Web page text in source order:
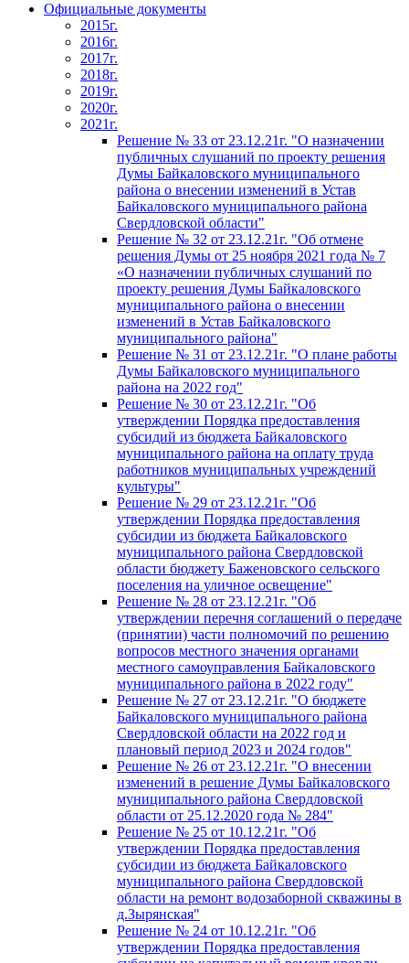
Официальные документы
2015г.
2016г.
2017г.
2018г.
2019г.
2020г.
2021г.
Решение № 33 от 23.12.21г. "О назначении
публичных слушаний по проекту решения
Думы Байкаловского муниципального
района о внесении изменений в Устав
Байкаловского муниципального района
Свердловской области"
Решение № 32 от 23.12.21г. "Об отмене
решения Думы от 25 ноября 2021 года № 7
«О назначении публичных слушаний по
проекту решения Думы Байкаловского
муниципального района о внесении
изменений в Устав Байкаловского
муниципального района"
Решение № 31 от 23.12.21г. "О плане работы
Думы Байкаловского муниципального
района на 2022 год"
Решение № 30 от 23.12.21г. "Об
утверждении Порядка предоставления
субсидий из бюджета Байкаловского
муниципального района на оплату труда
работников муниципальных учреждений
культуры"
Решение № 29 от 23.12.21г. "Об
утверждении Порядка предоставления
субсидии из бюджета Байкаловского
муниципального района Свердловской
области бюджету Баженовского сельского
поселения на уличное освещение"
Решение № 28 от 23.12.21г. "Об
утверждении перечня соглашений о передаче
(принятии) части полномочий по решению
вопросов местного значения органами
местного самоуправления Байкаловского
муниципального района в 2022 году"
Решение № 27 от 23.12.21г. "О бюджете
Байкаловского муниципального района
Свердловской области на 2022 год и
плановый период 2023 и 2024 годов"
Решение № 26 от 23.12.21г. "О внесении
изменений в решение Думы Байкаловского
муниципального района Свердловской
области от 25.12.2020 года № 284"
Решение № 25 от 10.12.21г. "Об
утверждении Порядка предоставления
субсидии из бюджета Байкаловского
муниципального района Свердловской
области на ремонт водозаборной скважины в
д.Зырянская"
Решение № 24 от 10.12.21г. "Об
утверждении Порядка предоставления